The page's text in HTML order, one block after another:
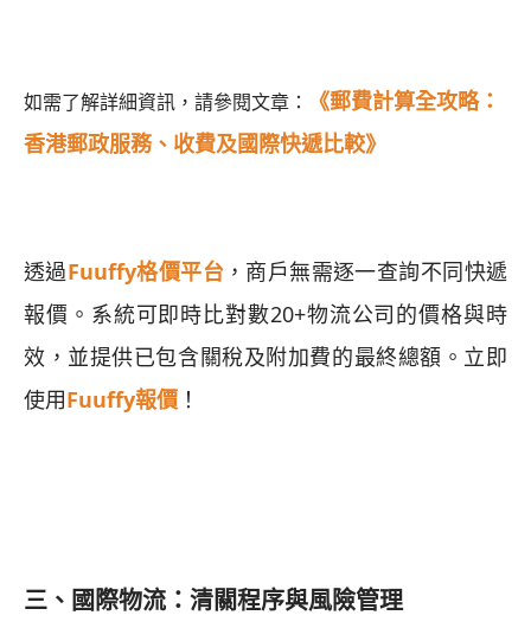
如需了解詳細資訊，請參閱文章：
《郵費計算全攻略：
香港郵政服務、收費及國際快遞比較》
透過Fuuffy格價平台，商戶無需逐一查詢不同快遞
報價。系統可即時比對數20+物流公司的價格與時
效，並提供已包含關稅及附加費的最終總額。立即
使用Fuuffy報價 ！
三、國際物流：清關程序與風險管理